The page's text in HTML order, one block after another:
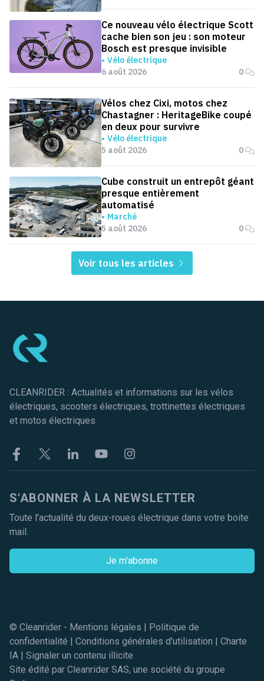
Ce nouveau vélo électrique Scott
cache bien son jeu : son moteur
Bosch est presque invisible
Vélo électrique
6 août 2026
0
Vélos chez Cixi, motos chez
Chastagner : HeritageBike coupé
en deux pour survivre
Vélo électrique
5 août 2026
0
Cube construit un entrepôt géant
presque entièrement
automatisé
Marché
5 août 2026
0
Voir tous les articles
CLEANRIDER : Actualités et informations sur les vélos
électriques, scooters électriques, trottinettes électriques
et motos électriques
FacebookTwitter LinkekinYoutubeInstagram
S'ABONNER À LA NEWSLETTER
Toute l'actualité du deux-roues électrique dans votre boite
mail.
Je m'abonne
© Cleanrider - Mentions légales
Politique de
confidentialité
Conditions générales d'utilisation
Charte
IA
Signaler un contenu illicite
Site édité par Cleanrider SAS, une société du groupe